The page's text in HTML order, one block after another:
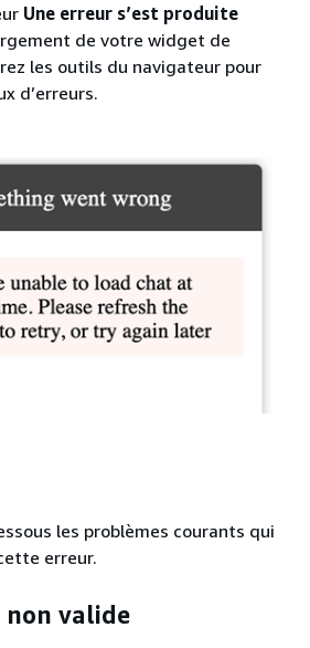
Une erreur s’est produite
de votre widget de
les outils du navigateur pour
d’erreurs.
les problèmes courants qui
erreur.
non valide